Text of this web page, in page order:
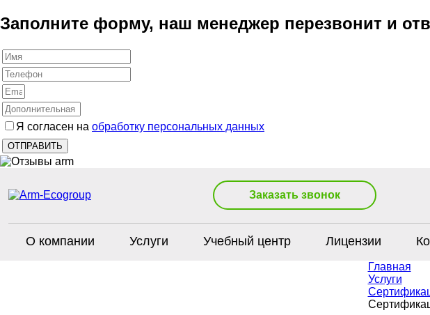
Заполните форму, наш менеджер перезвонит и
Я согласен на обработку персональных данных
Заказать звонок
О компании Услуги Учебный центр Лицензии
Главная
Услуги